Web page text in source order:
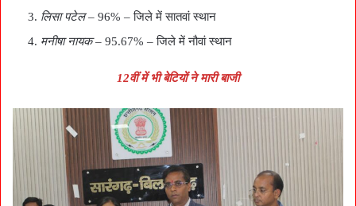
लिसा पटेल– 96% – जिले में सातवां स्थान
मनीषा नायक– 95.67% – जिले में नौवां स्थान
12वीं में भी बेटियों ने मारी बाजी